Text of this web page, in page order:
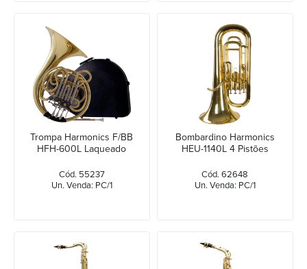
Trompa Harmonics F/BB
HFH-600L Laqueado
Cód. 55237
Un. Venda: PC/1
Bombardino Harmonics
HEU-1140L 4 Pistões
Cód. 62648
Un. Venda: PC/1